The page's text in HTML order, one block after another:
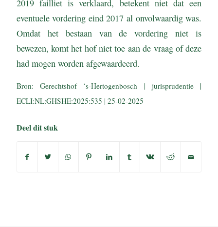
2019 failliet is verklaard, betekent niet dat een
eventuele vordering eind 2017 al onvolwaardig was.
Omdat het bestaan van de vordering niet is
bewezen, komt het hof niet toe aan de vraag of deze
had mogen worden afgewaardeerd.
Bron: Gerechtshof ‘s-Hertogenbosch | jurisprudentie |
ECLI:NL:GHSHE:2025:535 | 25-02-2025
Deel dit stuk